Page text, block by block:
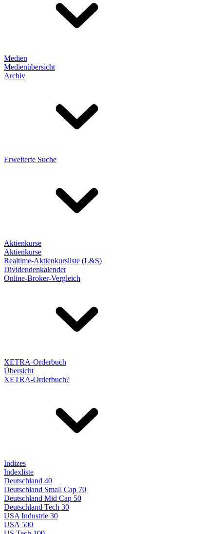
Medien
Medienübersicht
Archiv
Erweiterte Suche
Aktienkurse
Aktienkurse
Realtime-Aktienkursliste (L&S)
Dividendenkalender
Online-Broker-Vergleich
XETRA-Orderbuch
Übersicht
XETRA-Orderbuch?
Indizes
Indexliste
Deutschland 40
Deutschland Small Cap 70
Deutschland Mid Cap 50
Deutschland Tech 30
USA Industrie 30
USA 500